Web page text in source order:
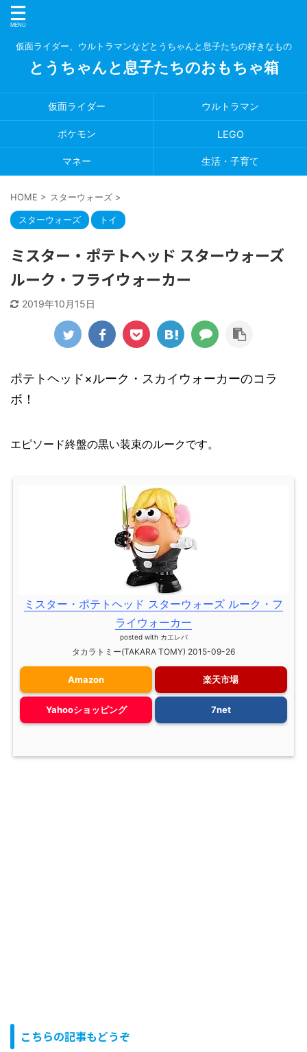
仮面ライダー、ウルトラマンなどとうちゃんと息子たちの好きなもの
とうちゃんと息子たちのおもちゃ箱
仮面ライダー ウルトラマン
ポケモン LEGO
マネー 生活・子育て
HOME > スターウォーズ >
スターウォーズ トイ
ミスター・ポテトヘッド スターウォーズ
ルーク・フライウォーカー
2019年10月15日
ポテトヘッド×ルーク・スカイウォーカーのコラ
ボ！
エピソード終盤の黒い装束のルークです。
ミスター・ポテトヘッド スターウォーズ ルーク・フ
ライウォーカー
posted with カエレバ
タカラトミー(TAKARA TOMY) 2015-09-26
Amazon 楽天市場
Yahooショッピング 7net
こちらの記事もどうぞ